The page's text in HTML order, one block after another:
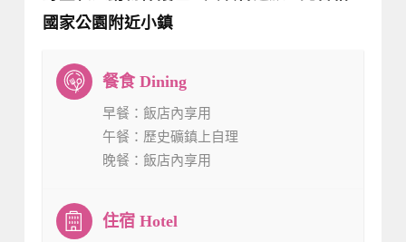
國家公園附近小鎮
早餐 ：飯店內享用
午餐 ：歷史礦鎮上自理
晚餐 ：飯店內享用